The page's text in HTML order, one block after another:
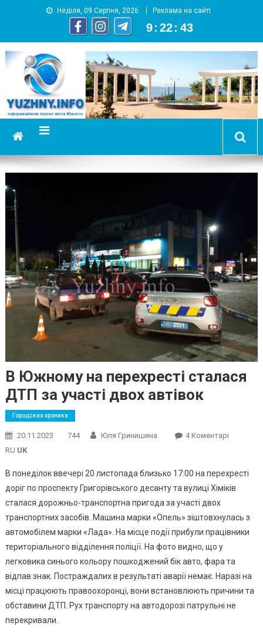
Неділя, 09 Серпня, 2026 Реклама на сайті
9 : 22 : 44
YUZHNY.INFO
информационный портал города Южный
В Южному на перехресті сталася
ДТП за участі двох автівок
Городская хроника
20.11.2023 744 Юля Гринишина 4 КоментаріДо
На
ДТП
За
RU UK
В понеділок ввечері 20 листопада близько 17:00 на перехресті
доріг по проспекту Григорівського десанту та вулиці Хіміків
сталася дорожньо-транспортна пригода за участі двох
транспортних засобів. Машина марки «Опель» зіштовхнулась з
автомобілем марки «Лада». На місце події прибули працівники
територіального відділення поліції. На фото видно, що у
легковика синього кольору пошкоджений бік авто, фара та
відпав знак. Постраждалих в результаті аварії немає. Наразі на
місці працюють правоохоронці, вони встановлюють причини та
обставини ДТП. Рух транспорту на автодорозі патрульні не
перекривали.